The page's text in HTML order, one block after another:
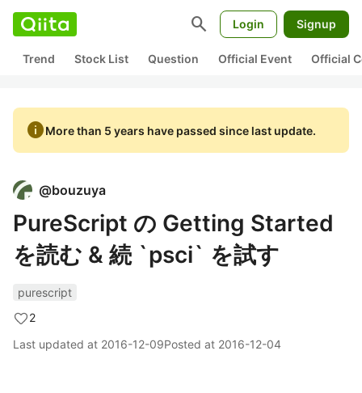
search Login Signup
Trend Stock List Question Official Event Official
infoMore than 5 years have passed since last update.
@bouzuya
PureScript の Getting Started
を読む & 続 `psci` を試す
purescript
2
Last updated at 2016-12-09Posted at 2016-12-04